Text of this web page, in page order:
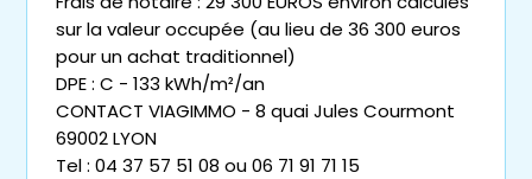
sur la valeur occupée (au lieu de 36 300 euros
pour un achat traditionnel)
DPE : C - 133 kWh/m²/an
CONTACT VIAGIMMO - 8 quai Jules Courmont
69002 LYON
Tel : 04 37 57 51 08 ou 06 71 91 71 15